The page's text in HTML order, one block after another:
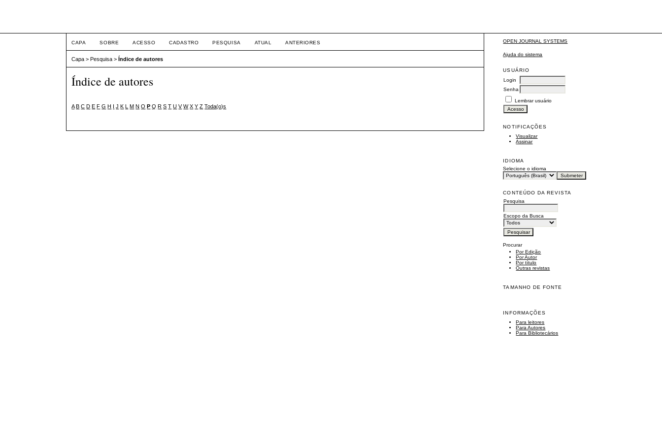
OPEN JOURNAL SYSTEMS
Ajuda do sistema
USUÁRIO
Login
Senha
Lembrar usuário
NOTIFICAÇÕES
Visualizar
Assinar
IDIOMA
Selecione o idioma
CONTEÚDO DA REVISTA
Pesquisa
Escopo da Busca
Procurar
Por Edição
Por Autor
Por título
Outras revistas
TAMANHO DE FONTE
INFORMAÇÕES
Para leitores
Para Autores
Para Bibliotecários
CAPA SOBRE ACESSO CADASTRO PESQUISA ATUAL ANTERIORES
Capa >Pesquisa >Índice de autores
Índice de autores
A B C D E F G H I J K L M N O P Q R S T U V W X Y Z Toda(o)s